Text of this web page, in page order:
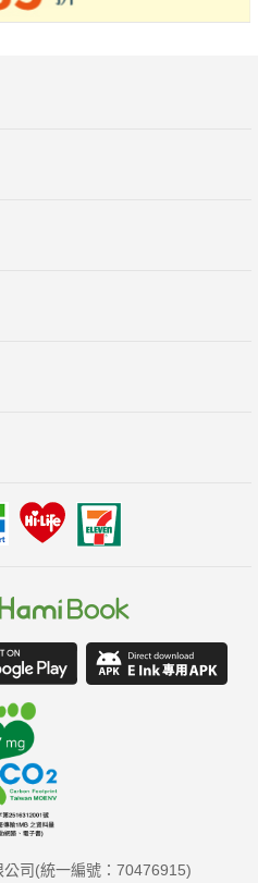
司(統一編號：70476915)